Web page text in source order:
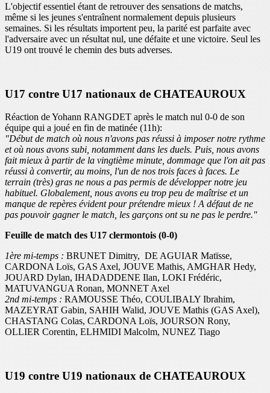
L'objectif essentiel étant de retrouver des sensations de matchs,
même si les jeunes s'entraînent normalement depuis plusieurs
semaines. Si les résultats importent peu, la parité est parfaite avec
l'adversaire avec un résultat nul, une défaite et une victoire. Seul les
U19 ont trouvé le chemin des buts adverses.
U17 contre U17 nationaux de CHATEAUROUX
Réaction de Yohann RANGDET après le match nul 0-0 de son
équipe qui a joué en fin de matinée (11h):
"Début de match où nous n'avons pas réussi à imposer notre rythme
et où nous avons subi, notamment dans les duels. Puis, nous avons
fait mieux à partir de la vingtième minute, dommage que l'on ait pas
réussi à convertir, au moins, l'un de nos trois faces à faces. Le
terrain (très) gras ne nous a pas permis de développer notre jeu
habituel. Globalement, nous avons eu trop peu de maîtrise et un
manque de repères évident pour prétendre mieux ! A défaut de ne
pas pouvoir gagner le match, les garçons ont su ne pas le perdre."
Feuille de match des U17 clermontois (0-0)
1ère mi-temps : BRUNET Dimitry, DE AGUIAR Matïsse,
CARDONA Loïs, GAS Axel, JOUVE Mathis, AMGHAR Hedy,
JOUARD Dylan, IHADADDENE Ilan, LOKI Frédéric,
MATUVANGUA Ronan, MONNET Axel
2nd mi-temps : RAMOUSSE Théo, COULIBALY Ibrahim,
MAZEYRAT Gabin, SAHIH Walid, JOUVE Mathis (GAS Axel),
CHASTANG Colas, CARDONA Loïs, JOURSON Rony,
OLLIER Corentin, ELHMIDI Malcolm, NUNEZ Tiago
U19 contre U19 nationaux de CHATEAUROUX